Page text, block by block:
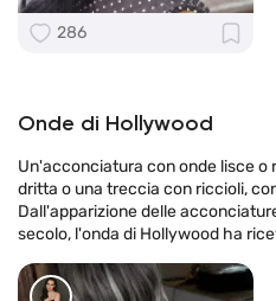
286
Onde di Hollywood
Un'acconciatura con onde lisce o
dritta o una treccia con riccioli,
Dall'apparizione delle
secolo, l'onda di Hollywood ha